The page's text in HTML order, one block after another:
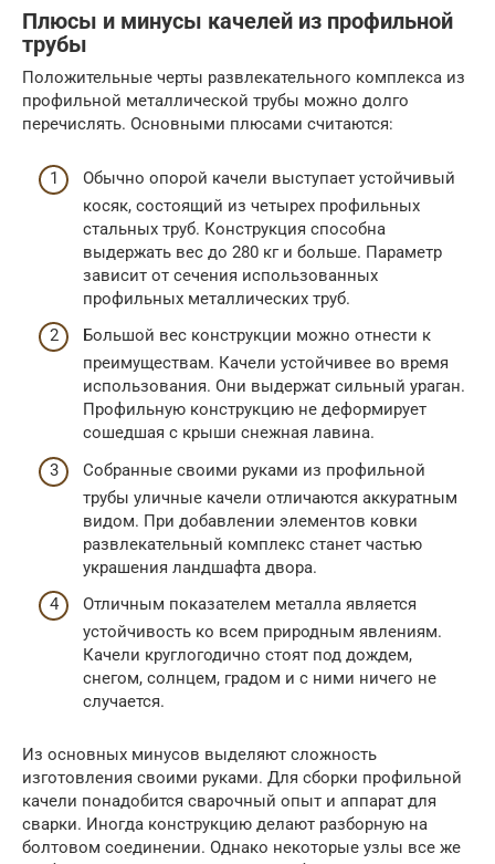
Плюсы и минусы качелей из профильной
трубы
Положительные черты развлекательного комплекса из
профильной металлической трубы можно долго
перечислять. Основными плюсами считаются:
Обычно опорой качели выступает устойчивый
косяк, состоящий из четырех профильных
стальных труб. Конструкция способна
выдержать вес до 280 кг и больше. Параметр
зависит от сечения использованных
профильных металлических труб.
Большой вес конструкции можно отнести к
преимуществам. Качели устойчивее во время
использования. Они выдержат сильный ураган.
Профильную конструкцию не деформирует
сошедшая с крыши снежная лавина.
Собранные своими руками из профильной
трубы уличные качели отличаются аккуратным
видом. При добавлении элементов ковки
развлекательный комплекс станет частью
украшения ландшафта двора.
Отличным показателем металла является
устойчивость ко всем природным явлениям.
Качели круглогодично стоят под дождем,
снегом, солнцем, градом и с ними ничего не
случается.
Из основных минусов выделяют сложность
изготовления своими руками. Для сборки профильной
качели понадобится сварочный опыт и аппарат для
сварки. Иногда конструкцию делают разборную на
болтовом соединении. Однако некоторые узлы все же